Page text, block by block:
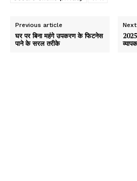
Previous article
घर पर बिना महंगे उपकरण के फिटनेस
पाने के सरल तरीके